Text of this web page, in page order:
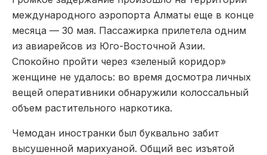
международного аэропорта Алматы еще в конце
месяца — 30 мая. Пассажирка прилетела одним
из авиарейсов из Юго-Восточной Азии.
Спокойно пройти через «зеленый коридор»
женщине не удалось: во время досмотра личных
вещей оперативники обнаружили колоссальный
объем растительного наркотика.
Чемодан иностранки был буквально забит
высушенной марихуаной. Общий вес изъятой